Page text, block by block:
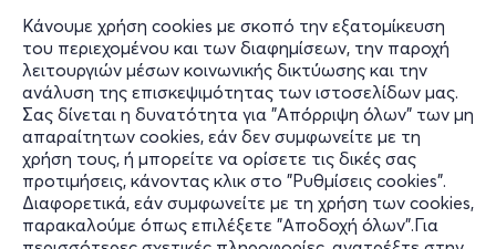
Κάνουμε χρήση cookies με σκοπό την εξατομίκευση
του περιεχομένου και των διαφημίσεων, την παροχή
λειτουργιών μέσων κοινωνικής δικτύωσης και την
ανάλυση της επισκεψιμότητας των ιστοσελίδων μας.
Σας δίνεται η δυνατότητα για "Απόρριψη όλων" των μη
απαραίτητων cookies, εάν δεν συμφωνείτε με τη
χρήση τους, ή μπορείτε να ορίσετε τις δικές σας
προτιμήσεις, κάνοντας κλικ στο "Ρυθμίσεις cookies".
Διαφορετικά, εάν συμφωνείτε με τη χρήση των cookies,
παρακαλούμε όπως επιλέξετε "Αποδοχή όλων".Για
Πληροφορίες
Υποστήριξη
Stay Connected